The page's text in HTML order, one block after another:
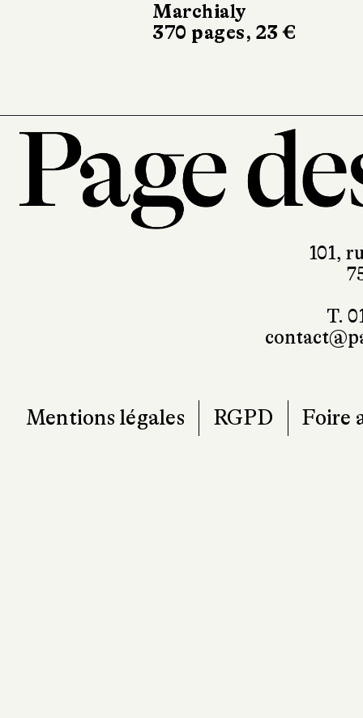
Stock
266 pages, 20,90 €
101,
T.
Mentions légales RGPD Foire